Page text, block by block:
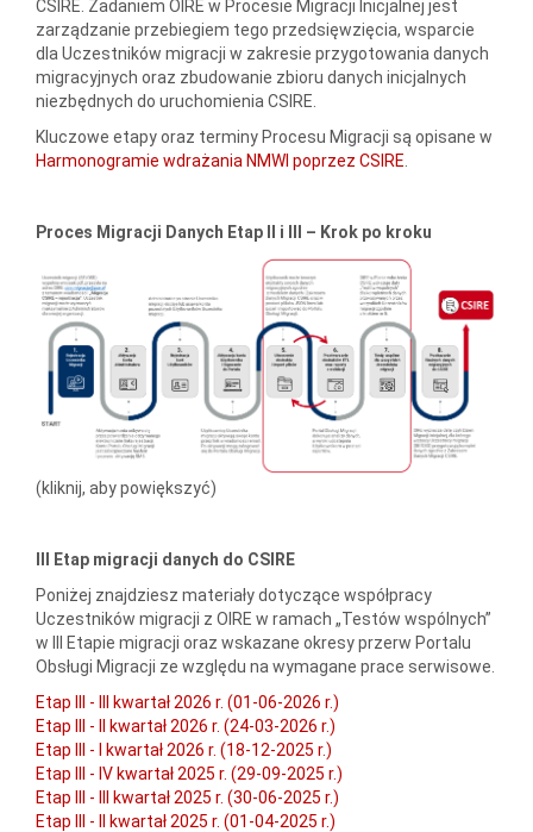
CSIRE. Zadaniem OIRE w Procesie Migracji Inicjalnej jest
zarządzanie przebiegiem tego przedsięwzięcia, wsparcie
dla Uczestników migracji w zakresie przygotowania danych
migracyjnych oraz zbudowanie zbioru danych inicjalnych
niezbędnych do uruchomienia CSIRE.
Kluczowe etapy oraz terminy Procesu Migracji są opisane w
Harmonogramie wdrażania NMWI poprzez CSIRE
Proces Migracji Danych Etap II i III – Krok po kroku
(kliknij, aby powiększyć)
III Etap migracji danych do CSIRE
Poniżej znajdziesz materiały dotyczące współpracy
Uczestników migracji z OIRE w ramach „Testów wspólnych”
w III Etapie migracji oraz wskazane okresy przerw Portalu
Obsługi Migracji ze względu na wymagane prace serwisowe.
Etap III - III kwartał 2026 r. (01-06-2026 r.)
Etap III - II kwartał 2026 r. (24-03-2026 r.)
Etap III - I kwartał 2026 r. (18-12-2025 r.)
Etap III - IV kwartał 2025 r. (29-09-2025 r.)
Etap III - III kwartał 2025 r. (30-06-2025 r.)
Etap III - II kwartał 2025 r. (01-04-2025 r.)